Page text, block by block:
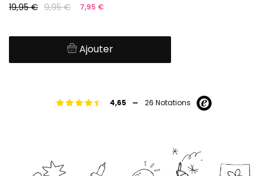
19,95 € 9,95 € 7,95 €
Ajouter
4,65 - 26 Notations